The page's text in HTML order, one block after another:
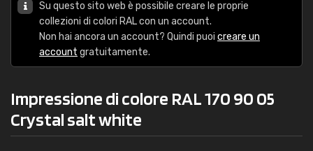
Su questo sito web è possibile creare le proprie
collezioni di colori RAL con un account.
Non hai ancora un account? Quindi puoi creare un
account gratuitamente.
Impressione di colore RAL 170 90 05
Crystal salt white